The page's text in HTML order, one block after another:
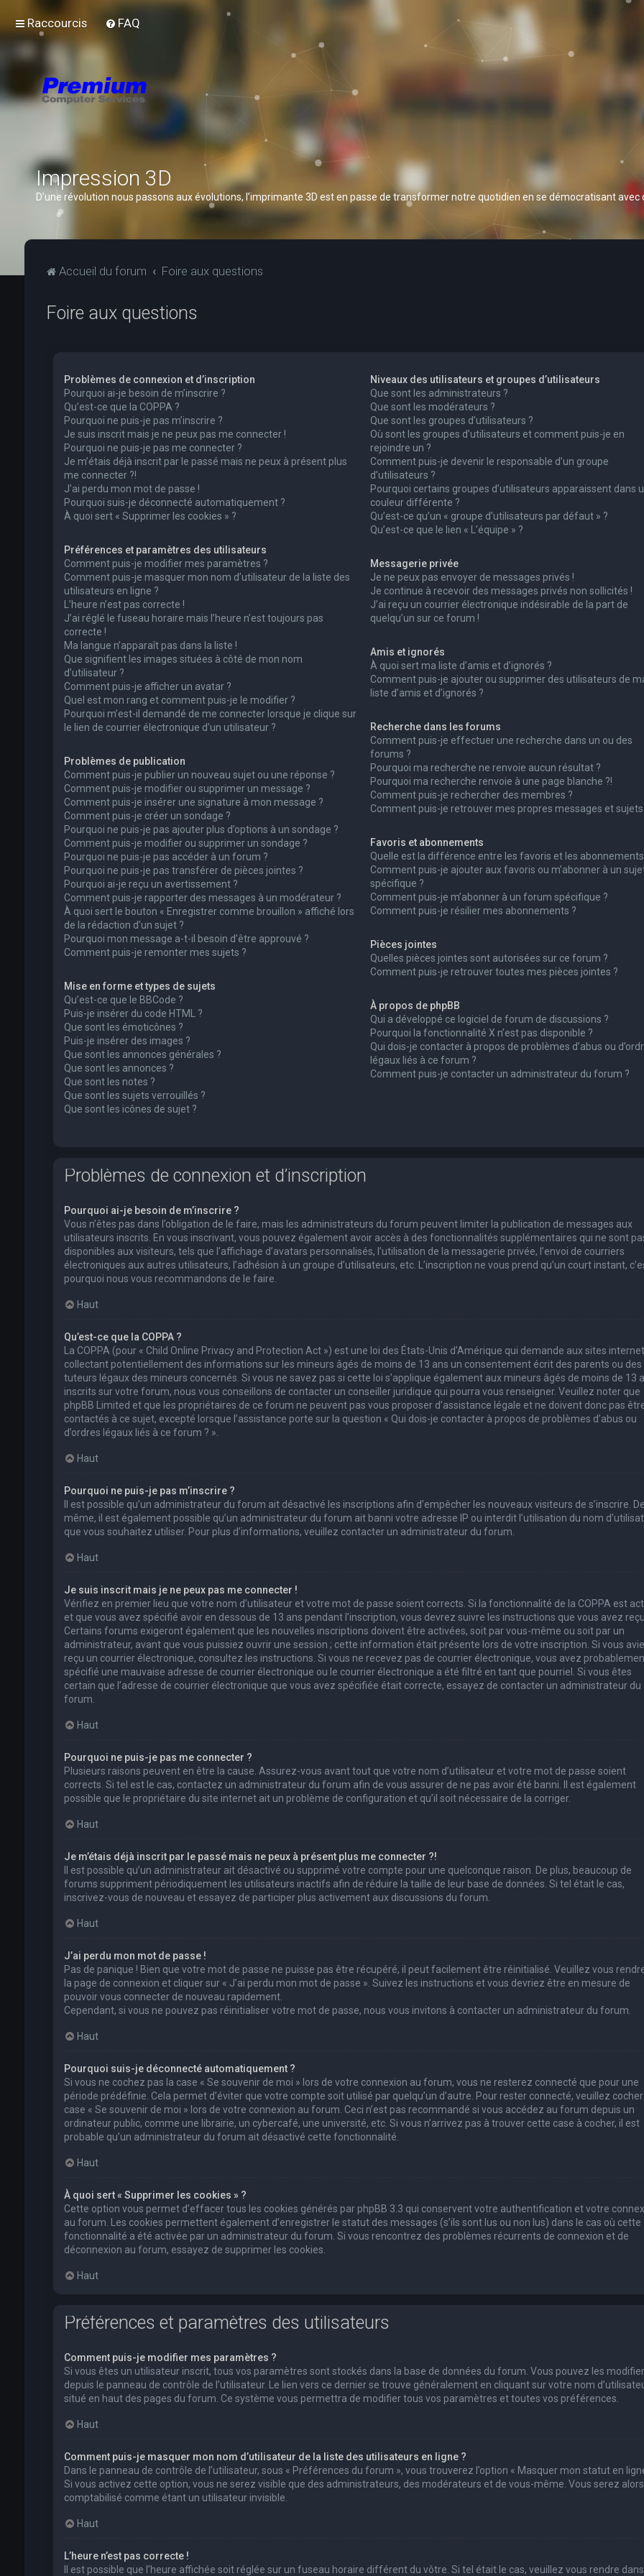
Raccourcis FAQ
Impression 3D
D’une révolution nous passons aux évolutions, l’imprimante 3D est en passe de transformer notre quotidien en se démocratisant
Accueil du forum Foire aux questions
Foire aux questions
Problèmes de connexion et d’inscription
Pourquoi ai-je besoin de m’inscrire ?
Qu’est-ce que la COPPA ?
Pourquoi ne puis-je pas m’inscrire ?
Je suis inscrit mais je ne peux pas me connecter !
Pourquoi ne puis-je pas me connecter ?
Je m’étais déjà inscrit par le passé mais ne peux à présent plus
me connecter ?!
J’ai perdu mon mot de passe !
Pourquoi suis-je déconnecté automatiquement ?
À quoi sert « Supprimer les cookies » ?
Préférences et paramètres des utilisateurs
Comment puis-je modifier mes paramètres ?
Comment puis-je masquer mon nom d’utilisateur de la liste des
utilisateurs en ligne ?
L’heure n’est pas correcte !
J’ai réglé le fuseau horaire mais l’heure n’est toujours pas
correcte !
Ma langue n’apparaît pas dans la liste !
Que signifient les images situées à côté de mon nom
d’utilisateur ?
Comment puis-je afficher un avatar ?
Quel est mon rang et comment puis-je le modifier ?
Pourquoi m’est-il demandé de me connecter lorsque je clique sur
le lien de courrier électronique d’un utilisateur ?
Problèmes de publication
Comment puis-je publier un nouveau sujet ou une réponse ?
Comment puis-je modifier ou supprimer un message ?
Comment puis-je insérer une signature à mon message ?
Comment puis-je créer un sondage ?
Pourquoi ne puis-je pas ajouter plus d’options à un sondage ?
Comment puis-je modifier ou supprimer un sondage ?
Pourquoi ne puis-je pas accéder à un forum ?
Pourquoi ne puis-je pas transférer de pièces jointes ?
Pourquoi ai-je reçu un avertissement ?
Comment puis-je rapporter des messages à un modérateur ?
À quoi sert le bouton « Enregistrer comme brouillon » affiché lors
de la rédaction d’un sujet ?
Pourquoi mon message a-t-il besoin d’être approuvé ?
Comment puis-je remonter mes sujets ?
Mise en forme et types de sujets
Qu’est-ce que le BBCode ?
Puis-je insérer du code HTML ?
Que sont les émoticônes ?
Puis-je insérer des images ?
Que sont les annonces générales ?
Que sont les annonces ?
Que sont les notes ?
Que sont les sujets verrouillés ?
Que sont les icônes de sujet ?
Niveaux des utilisateurs et groupes d’utilisateurs
Que sont les administrateurs ?
Que sont les modérateurs ?
Que sont les groupes d’utilisateurs ?
Où sont les groupes d’utilisateurs et comment puis-je en
rejoindre un ?
Comment puis-je devenir le responsable d’un groupe
d’utilisateurs ?
Pourquoi certains groupes d’utilisateurs apparaissent dans
couleur différente ?
Qu’est-ce qu’un « groupe d’utilisateurs par défaut » ?
Qu’est-ce que le lien « L’équipe » ?
Messagerie privée
Je ne peux pas envoyer de messages privés !
Je continue à recevoir des messages privés non sollicités !
J’ai reçu un courrier électronique indésirable de la part de
quelqu’un sur ce forum !
Amis et ignorés
À quoi sert ma liste d’amis et d’ignorés ?
Comment puis-je ajouter ou supprimer des utilisateurs de
liste d’amis et d’ignorés ?
Recherche dans les forums
Comment puis-je effectuer une recherche dans un ou des
forums ?
Pourquoi ma recherche ne renvoie aucun résultat ?
Pourquoi ma recherche renvoie à une page blanche ?!
Comment puis-je rechercher des membres ?
Comment puis-je retrouver mes propres messages et sujets
Favoris et abonnements
Quelle est la différence entre les favoris et les abonnements
Comment puis-je ajouter aux favoris ou m’abonner à un
spécifique ?
Comment puis-je m’abonner à un forum spécifique ?
Comment puis-je résilier mes abonnements ?
Pièces jointes
Quelles pièces jointes sont autorisées sur ce forum ?
Comment puis-je retrouver toutes mes pièces jointes ?
À propos de phpBB
Qui a développé ce logiciel de forum de discussions ?
Pourquoi la fonctionnalité X n’est pas disponible ?
Qui dois-je contacter à propos de problèmes d’abus ou
légaux liés à ce forum ?
Comment puis-je contacter un administrateur du forum ?
Problèmes de connexion et d’inscription
Pourquoi ai-je besoin de m’inscrire ?
Vous n’êtes pas dans l’obligation de le faire, mais les administrateurs du forum peuvent limiter la publication de messages aux
utilisateurs inscrits. En vous inscrivant, vous pouvez également avoir accès à des fonctionnalités supplémentaires qui ne sont
disponibles aux visiteurs, tels que l’affichage d’avatars personnalisés, l’utilisation de la messagerie privée, l’envoi de courriers
électroniques aux autres utilisateurs, l’adhésion à un groupe d’utilisateurs, etc. L’inscription ne vous prend qu’un court instant,
pourquoi nous vous recommandons de le faire.
Haut
Qu’est-ce que la COPPA ?
La COPPA (pour « Child Online Privacy and Protection Act ») est une loi des États-Unis d’Amérique qui demande aux sites internet
collectant potentiellement des informations sur les mineurs âgés de moins de 13 ans un consentement écrit des parents ou des
tuteurs légaux des mineurs concernés. Si vous ne savez pas si cette loi s’applique également aux mineurs âgés de moins de 13
inscrits sur votre forum, nous vous conseillons de contacter un conseiller juridique qui pourra vous renseigner. Veuillez noter que
phpBB Limited et que les propriétaires de ce forum ne peuvent pas vous proposer d’assistance légale et ne doivent donc pas
contactés à ce sujet, excepté lorsque l’assistance porte sur la question « Qui dois-je contacter à propos de problèmes d’abus ou
d’ordres légaux liés à ce forum ? ».
Haut
Pourquoi ne puis-je pas m’inscrire ?
Il est possible qu’un administrateur du forum ait désactivé les inscriptions afin d’empêcher les nouveaux visiteurs de s’inscrire. De
même, il est également possible qu’un administrateur du forum ait banni votre adresse IP ou interdit l’utilisation du nom
que vous souhaitez utiliser. Pour plus d’informations, veuillez contacter un administrateur du forum.
Haut
Je suis inscrit mais je ne peux pas me connecter !
Vérifiez en premier lieu que votre nom d’utilisateur et votre mot de passe soient corrects. Si la fonctionnalité de la COPPA est
et que vous avez spécifié avoir en dessous de 13 ans pendant l’inscription, vous devrez suivre les instructions que vous avez
Certains forums exigeront également que les nouvelles inscriptions doivent être activées, soit par vous-même ou soit par un
administrateur, avant que vous puissiez ouvrir une session ; cette information était présente lors de votre inscription. Si vous
reçu un courrier électronique, consultez les instructions. Si vous ne recevez pas de courrier électronique, vous avez
spécifié une mauvaise adresse de courrier électronique ou le courrier électronique a été filtré en tant que pourriel. Si vous êtes
certain que l’adresse de courrier électronique que vous avez spécifiée était correcte, essayez de contacter un administrateur du
forum.
Haut
Pourquoi ne puis-je pas me connecter ?
Plusieurs raisons peuvent en être la cause. Assurez-vous avant tout que votre nom d’utilisateur et votre mot de passe soient
corrects. Si tel est le cas, contactez un administrateur du forum afin de vous assurer de ne pas avoir été banni. Il est également
possible que le propriétaire du site internet ait un problème de configuration et qu’il soit nécessaire de la corriger.
Haut
Je m’étais déjà inscrit par le passé mais ne peux à présent plus me connecter ?!
Il est possible qu’un administrateur ait désactivé ou supprimé votre compte pour une quelconque raison. De plus, beaucoup de
forums suppriment périodiquement les utilisateurs inactifs afin de réduire la taille de leur base de données. Si tel était le cas,
inscrivez-vous de nouveau et essayez de participer plus activement aux discussions du forum.
Haut
J’ai perdu mon mot de passe !
Pas de panique ! Bien que votre mot de passe ne puisse pas être récupéré, il peut facilement être réinitialisé. Veuillez vous
la page de connexion et cliquer sur « J’ai perdu mon mot de passe ». Suivez les instructions et vous devriez être en mesure de
pouvoir vous connecter de nouveau rapidement.
Cependant, si vous ne pouvez pas réinitialiser votre mot de passe, nous vous invitons à contacter un administrateur du forum.
Haut
Pourquoi suis-je déconnecté automatiquement ?
Si vous ne cochez pas la case « Se souvenir de moi » lors de votre connexion au forum, vous ne resterez connecté que pour une
période prédéfinie. Cela permet d’éviter que votre compte soit utilisé par quelqu’un d’autre. Pour rester connecté, veuillez cocher
case « Se souvenir de moi » lors de votre connexion au forum. Ceci n’est pas recommandé si vous accédez au forum depuis un
ordinateur public, comme une librairie, un cybercafé, une université, etc. Si vous n’arrivez pas à trouver cette case à cocher, il est
probable qu’un administrateur du forum ait désactivé cette fonctionnalité.
Haut
À quoi sert « Supprimer les cookies » ?
Cette option vous permet d’effacer tous les cookies générés par phpBB 3.3 qui conservent votre authentification et votre
au forum. Les cookies permettent également d’enregistrer le statut des messages (s’ils sont lus ou non lus) dans le cas où cette
fonctionnalité a été activée par un administrateur du forum. Si vous rencontrez des problèmes récurrents de connexion et de
déconnexion au forum, essayez de supprimer les cookies.
Haut
Préférences et paramètres des utilisateurs
Comment puis-je modifier mes paramètres ?
Si vous êtes un utilisateur inscrit, tous vos paramètres sont stockés dans la base de données du forum. Vous pouvez les modifier
depuis le panneau de contrôle de l’utilisateur. Le lien vers ce dernier se trouve généralement en cliquant sur votre nom
situé en haut des pages du forum. Ce système vous permettra de modifier tous vos paramètres et toutes vos préférences.
Haut
Comment puis-je masquer mon nom d’utilisateur de la liste des utilisateurs en ligne ?
Dans le panneau de contrôle de l’utilisateur, sous « Préférences du forum », vous trouverez l’option « Masquer mon statut en
Si vous activez cette option, vous ne serez visible que des administrateurs, des modérateurs et de vous-même. Vous serez alors
comptabilisé comme étant un utilisateur invisible.
Haut
L’heure n’est pas correcte !
Il est possible que l’heure affichée soit réglée sur un fuseau horaire différent du vôtre. Si tel était le cas, veuillez vous rendre